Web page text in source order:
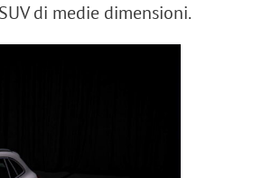
di medie dimensioni.